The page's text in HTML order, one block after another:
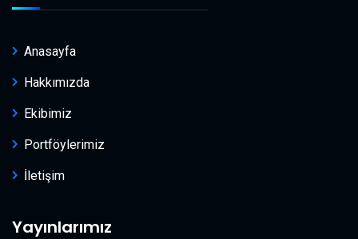
Anasayfa
Hakkımızda
Ekibimiz
Portföylerimiz
İletişim
Yayınlarımız